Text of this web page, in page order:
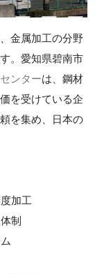
金属加工の分野
。愛知県碧南市
ンターは、鋼材
を受けている企
を集め、日本の
加工
制